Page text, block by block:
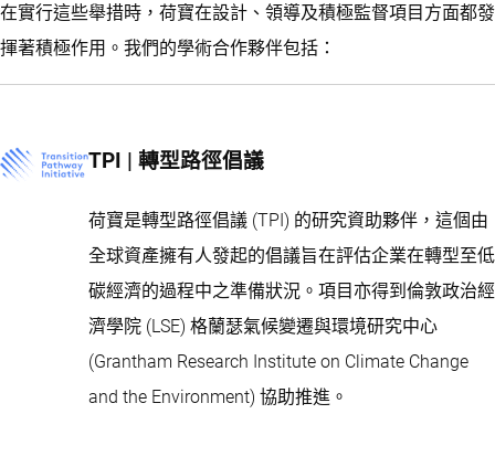
在實行這些舉措時，荷寶在設計、領導及積極監督項目方面都發
揮著積極作用。我們的學術合作夥伴包括：
TPI | 轉型路徑倡議
荷寶是轉型路徑倡議 (TPI) 的研究資助夥伴，這個由
全球資產擁有人發起的倡議旨在評估企業在轉型至低
碳經濟的過程中之準備狀況。項目亦得到倫敦政治經
濟學院 (LSE) 格蘭瑟氣候變遷與環境研究中心
(Grantham Research Institute on Climate Change
and the Environment) 協助推進。